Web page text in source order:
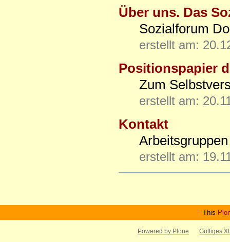
Über uns. Das
Sozialforum
erstellt am:
Positionspapier
Zum
erstellt am:
Kontakt
erstellt am:
This
Powered by Plone Gültiges